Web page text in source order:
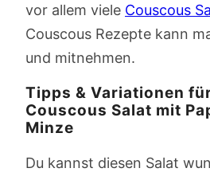
vor allem viele Couscous
Couscous Rezepte kann
und mitnehmen.
Tipps & Variationen
Couscous Salat mit
Minze
Du kannst diesen Salat